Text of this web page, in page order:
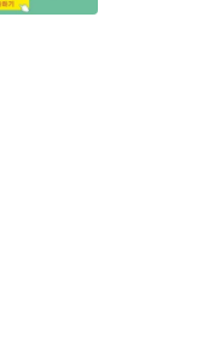
있는 사람들이다.』